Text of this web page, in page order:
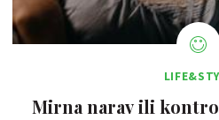
Mirna narav ili